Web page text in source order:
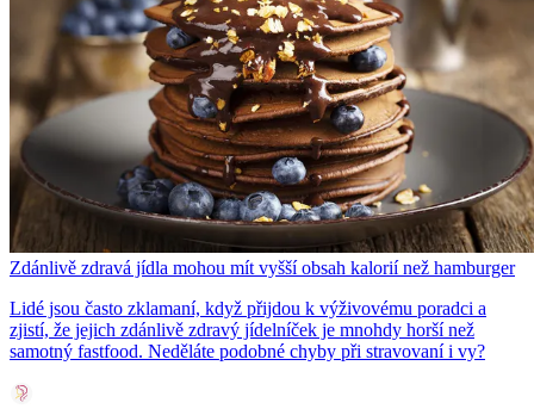
Zdánlivě zdravá jídla mohou mít vyšší obsah kalorií než hamburger
Lidé jsou často zklamaní, když přijdou k výživovému poradci a
zjistí, že jejich zdánlivě zdravý jídelníček je mnohdy horší než
samotný fastfood. Neděláte podobné chyby při stravovaní i vy?